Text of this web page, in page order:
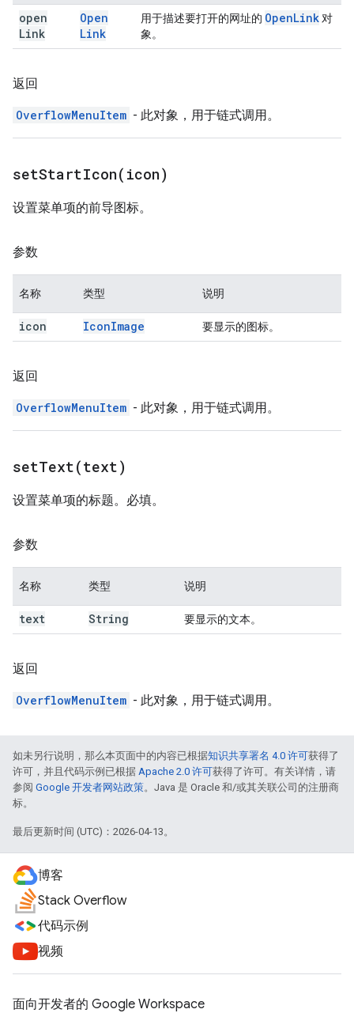
open
Link
Open
Link
用于描述要打开的网址的 OpenLink 对
象。
返回
OverflowMenuItem - 此对象，用于链式调用。
setStartIcon( icon)
设置菜单项的前导图标。
参数
名称 类型 说明
icon IconImage 要显示的图标。
返回
OverflowMenuItem - 此对象，用于链式调用。
setText(text)
设置菜单项的标题。必填。
参数
名称 类型 说明
text String 要显示的文本。
返回
OverflowMenuItem - 此对象，用于链式调用。
如未另行说明，那么本页面中的内容已根据知识共享署名 4.0 许可获得了
许可，并且代码示例已根据 Apache 2.0 许可获得了许可。有关详情，请
参阅 Google 开发者网站政策。Java 是 Oracle 和/或其关联公司的注册商
标。
最后更新时间 (UTC)：2026-04-13。
博客
Stack Overflow
代码示例
视频
面向开发者的 Google Workspace